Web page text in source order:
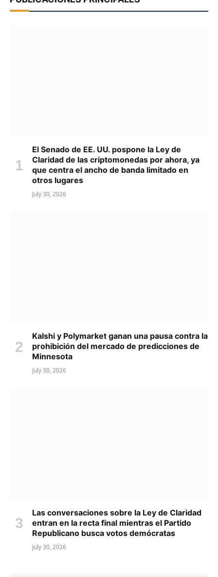
El Senado de EE. UU. pospone la Ley de
Claridad de las criptomonedas por ahora, ya
que centra el ancho de banda limitado en
otros lugares
July 30, 2026
Kalshi y Polymarket ganan una pausa contra la
prohibición del mercado de predicciones de
Minnesota
July 30, 2026
Las conversaciones sobre la Ley de Claridad
entran en la recta final mientras el Partido
Republicano busca votos demócratas
July 30, 2026